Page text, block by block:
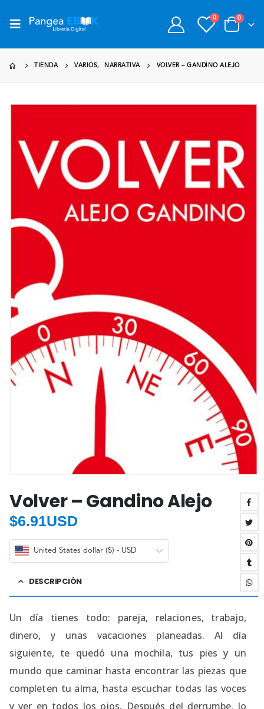
0 0
TIENDA VARIOS, NARRATIVA VOLVER – GANDINO ALEJO
Volver – Gandino Alejo
$6.91USD
United States dollar ($) - USD
DESCRIPCIÓN
Un día tienes todo: pareja, relaciones, trabajo,
dinero, y unas vacaciones planeadas. Al día
siguiente, te quedó una mochila, tus pies y un
mundo que caminar hasta encontrar las piezas que
completen tu alma, hasta escuchar todas las voces
y ver en todos los ojos. Después del derrumbe, lo